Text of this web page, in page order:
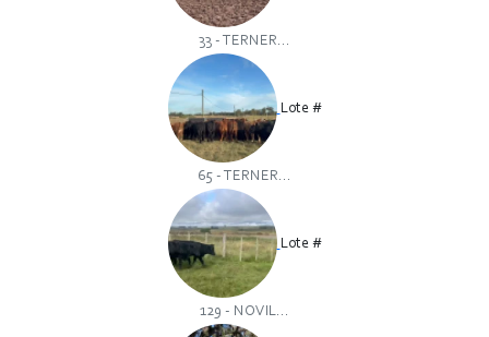
33 - TERNER...
Lote #
65 - TERNER...
Lote #
129 - NOVIL...